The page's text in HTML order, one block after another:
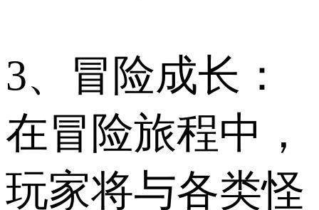
3、冒险成长：
在冒险旅程中，
玩家将与各类怪